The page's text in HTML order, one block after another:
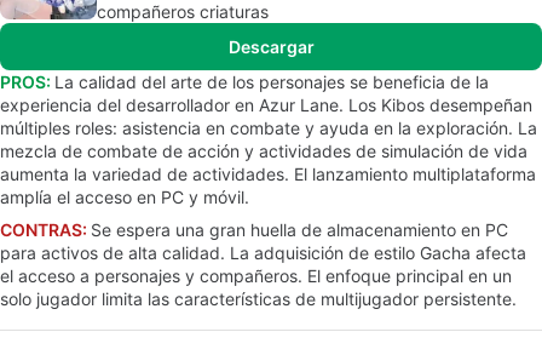
compañeros criaturas
Descargar
PROS: La calidad del arte de los personajes se beneficia de la
experiencia del desarrollador en Azur Lane. Los Kibos desempeñan
múltiples roles: asistencia en combate y ayuda en la exploración. La
mezcla de combate de acción y actividades de simulación de vida
aumenta la variedad de actividades. El lanzamiento multiplataforma
amplía el acceso en PC y móvil.
CONTRAS: Se espera una gran huella de almacenamiento en PC
para activos de alta calidad. La adquisición de estilo Gacha afecta
el acceso a personajes y compañeros. El enfoque principal en un
solo jugador limita las características de multijugador persistente.